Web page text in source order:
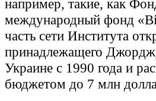
например, такие, как
международный фонд
часть сети Института
принадлежащего
Украине с 1990 года и
бюджетом до 7 млн